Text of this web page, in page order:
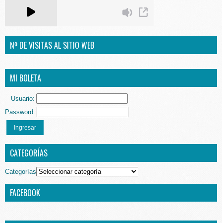
Nº DE VISITAS AL SITIO WEB
MI BOLETA
Usuario:
Password:
Ingresar
CATEGORÍAS
Categorías
FACEBOOK